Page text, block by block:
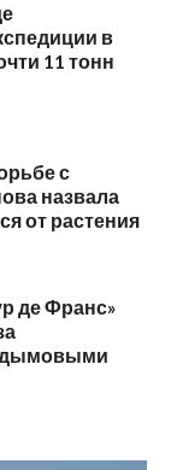
в
11 тонн
с
назвала
от растения
де Франс»
дымовыми